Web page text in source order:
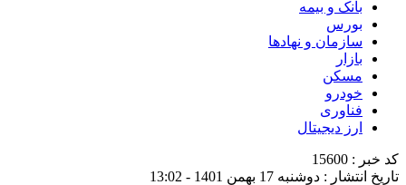
بانک و بیمه
بورس
سازمان و نهادها
بازار
مسکن
خودرو
فناوری
ارز دیجیتال
کد خبر : 15600
تاریخ انتشار : دوشنبه 17 بهمن 1401 - 13:02